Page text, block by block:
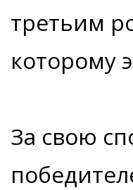
третьим
которому
За свою